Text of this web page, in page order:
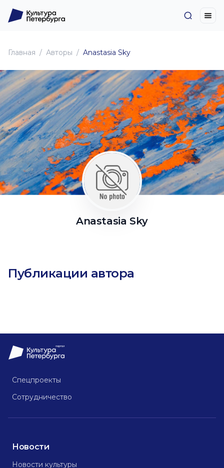
Главная Авторы Anastasia Sky
Anastasia Sky
Публикации автора
Спецпроекты
Сотрудничество
Новости
Новости культуры